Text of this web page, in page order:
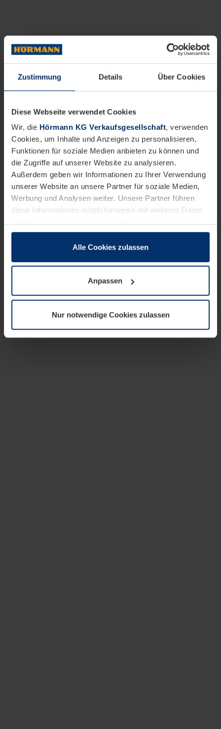
Zustimmung Details Über Cookies
Diese Webseite verwendet Cookies
Wir, die Hörmann KG Verkaufsgesellschaft, verwenden
Cookies, um Inhalte und Anzeigen zu personalisieren,
Funktionen für soziale Medien anbieten zu können und
die Zugriffe auf unserer Website zu analysieren.
Außerdem geben wir Informationen zu Ihrer Verwendung
unserer Website an unsere Partner für soziale Medien,
Werbung und Analysen weiter. Unsere Partner führen
diese Informationen möglicherweise mit weiteren Daten
sie im Rahmen Ihrer Nutzung der Dienste gesammelt
wenn diese für den Betrieb dieser Seite unbedingt
notwendig sind. Für alle anderen Cookie-Typen benötigen
wir Ihre Erlaubnis. Ihre Einwilligung können Sie jederzeit
Datenschutzerklärungunserer Website ändern oder
widerrufen.
Alle Cookies zulassen
Anpassen
Nur notwendige Cookies zulassen